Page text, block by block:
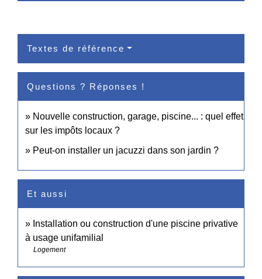
Textes de référence
Questions ? Réponses !
Nouvelle construction, garage, piscine... : quel effet
sur les impôts locaux ?
Peut-on installer un jacuzzi dans son jardin ?
Et aussi
Installation ou construction d'une piscine privative
à usage unifamilial
Logement